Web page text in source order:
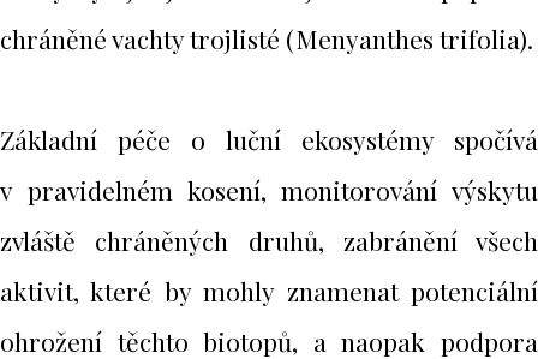
chráněné vachty trojlisté (Menyanthes trifolia).
Základní péče o luční ekosystémy spočívá
v pravidelném kosení, monitorování výskytu
zvláště chráněných druhů, zabránění všech
aktivit, které by mohly znamenat potenciální
ohrožení těchto biotopů, a naopak podpora